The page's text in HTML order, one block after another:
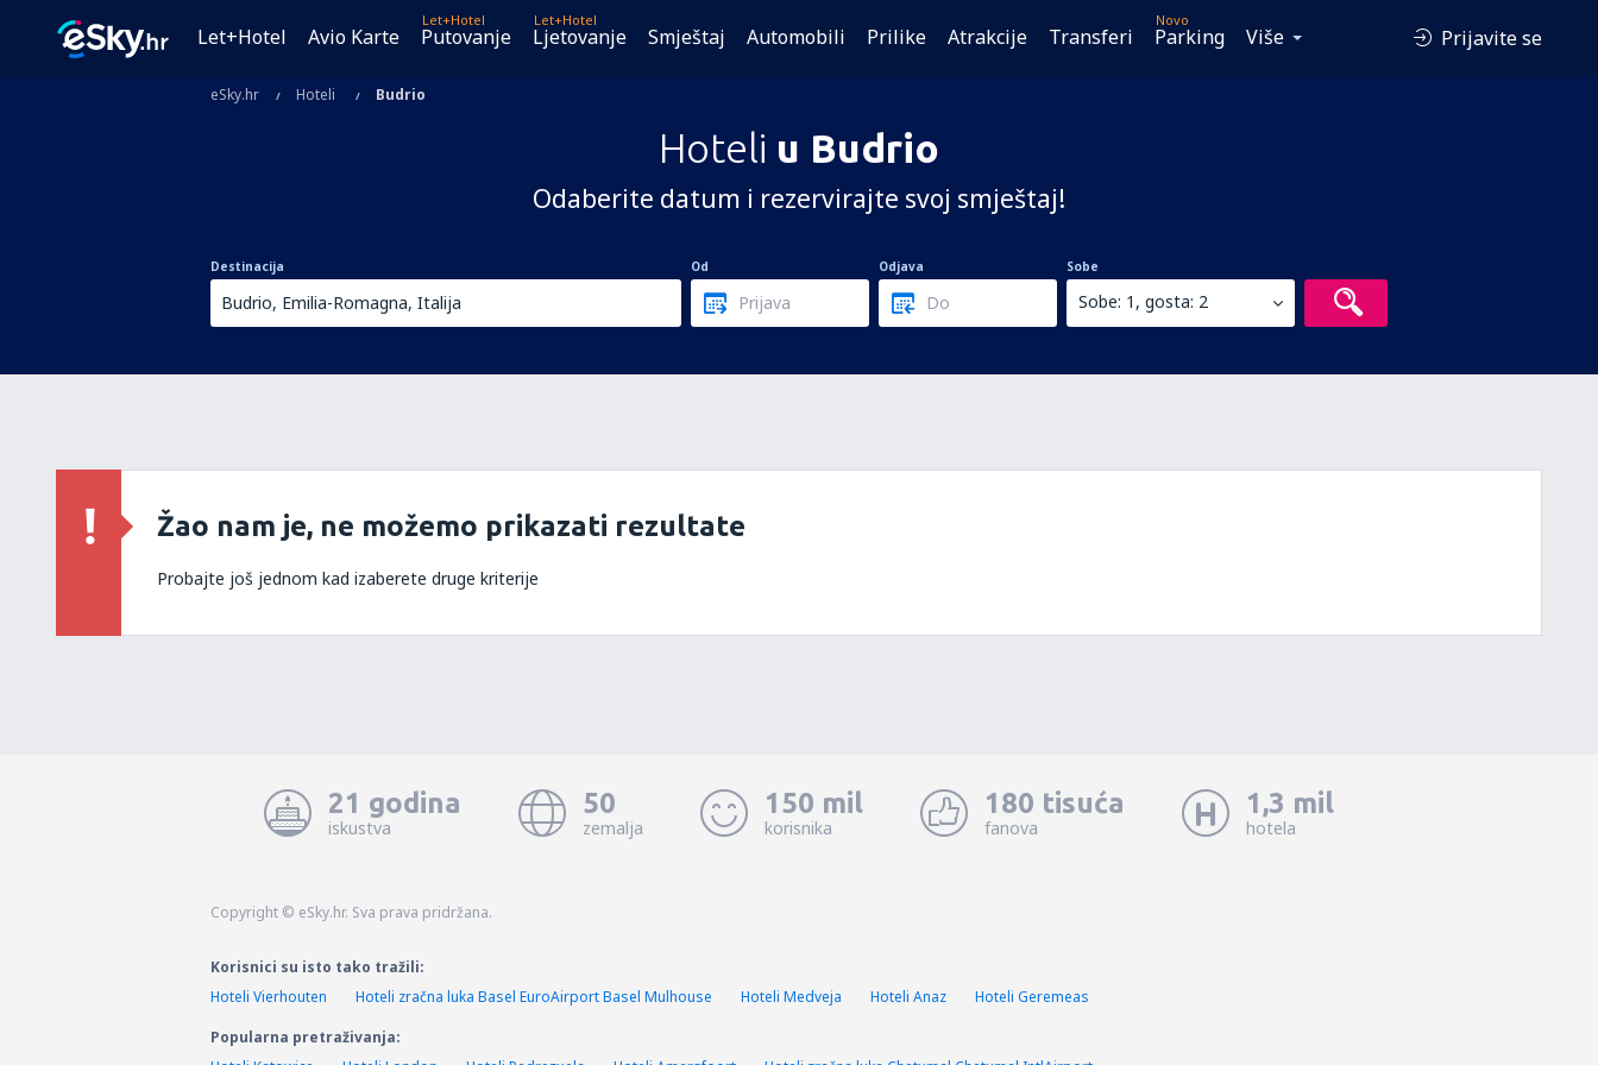
Let+Hotel Avio Karte
Let+Hotel
Putovanje
Let+Hotel
Ljetovanje Smještaj Automobili Prilike Atrakcije Transferi
Novo
Parking Više Prijavite se
eSky.hr Hoteli Budrio
Hoteli u Budrio
Odaberite datum i rezervirajte svoj smještaj!
Destinacija Od Odjava Sobe
Sobe: 1, gosta: 2
Žao nam je, ne možemo prikazati rezultate
Probajte još jednom kad izaberete druge kriterije
21 godina
iskustva
50
zemalja
150 mil
korisnika
180 tisuća
fanova
1,3 mil
hotela
Copyright © eSky.hr. Sva prava pridržana.
Korisnici su isto tako tražili:
Hoteli Vierhouten
Hoteli zračna luka Basel EuroAirport Basel Mulhouse Hoteli Medveja Hoteli Anaz
Hoteli Geremeas
Popularna pretraživanja: